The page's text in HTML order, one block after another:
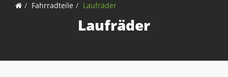
Fahrradteile Laufräder
Laufräder